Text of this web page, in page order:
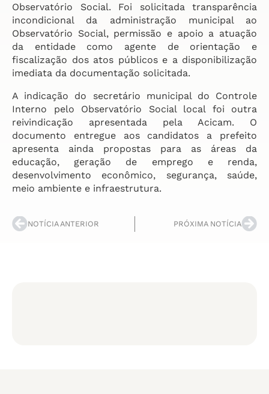
Observatório Social. Foi solicitada transparência
incondicional da administração municipal ao
Observatório Social, permissão e apoio a atuação
da entidade como agente de orientação e
fiscalização dos atos públicos e a disponibilização
imediata da documentação solicitada.
A indicação do secretário municipal do Controle
Interno pelo Observatório Social local foi outra
reivindicação apresentada pela Acicam. O
documento entregue aos candidatos a prefeito
apresenta ainda propostas para as áreas da
educação, geração de emprego e renda,
desenvolvimento econômico, segurança, saúde,
meio ambiente e infraestrutura.
NOTÍCIA ANTERIOR PRÓXIMA NOTÍCIA